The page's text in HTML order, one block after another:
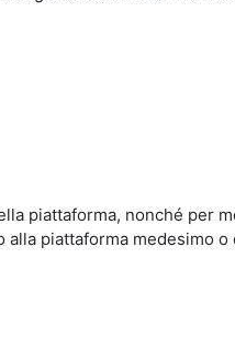
piattaforma, nonché per
piattaforma medesimo